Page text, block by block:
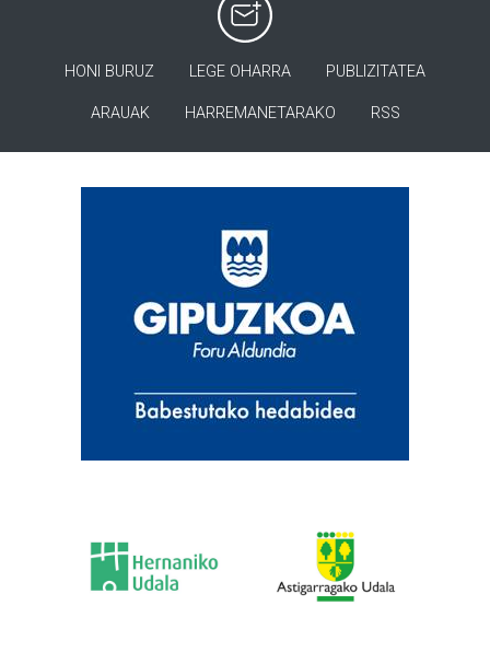
HONI BURUZ LEGE OHARRA PUBLIZITATEA
ARAUAK HARREMANETARAKO RSS